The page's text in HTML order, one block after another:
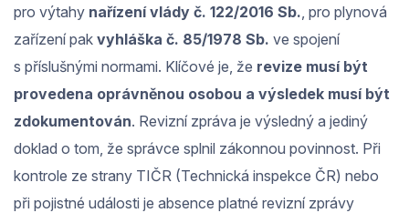
pro výtahy nařízení vlády č. 122/2016 Sb., pro plynová
zařízení pak vyhláška č. 85/1978 Sb. ve spojení
s příslušnými normami. Klíčové je, že revize musí být
provedena oprávněnou osobou a výsledek musí být
zdokumentován. Revizní zpráva je výsledný a jediný
doklad o tom, že správce splnil zákonnou povinnost. Při
kontrole ze strany TIČR (Technická inspekce ČR) nebo
při pojistné události je absence platné revizní zprávy